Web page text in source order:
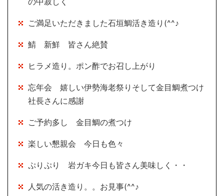
ご満足いただきました石垣鯛活き造り(^^♪
鯖 新鮮 皆さん絶賛
ヒラメ造り。ポン酢でお召し上がり
忘年会 嬉しい伊勢海老祭りそして金目鯛煮つけ
社長さんに感謝
ご予約多し 金目鯛の煮つけ
楽しい懇親会 今日も色々
ぷりぷり 岩ガキ今日も皆さん美味しく・・
人気の活き造り。。お見事(^^♪